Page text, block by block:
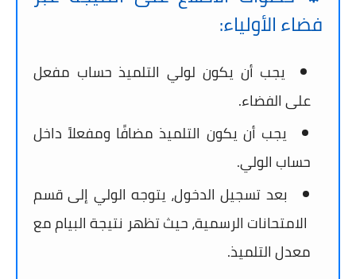
فضاء الأولياء:
يجب أن يكون لولي التلميذ حساب مفعل
على الفضاء.
يجب أن يكون التلميذ مضافًا ومفعلاًداخل
حساب الولي.
بعد تسجيل الدخول، يتوجه الولي إلى قسم
الامتحانات الرسمية، حيث تظهر نتيجة البيام مع
معدل التلميذ.